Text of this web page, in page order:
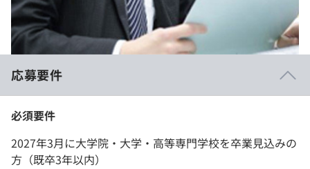
応募要件
必須要件
2027年3月に大学院・大学・高等専門学校を卒業見込みの
方（既卒3年以内）